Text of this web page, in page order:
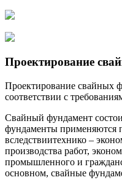
Проектирование
Проектирование свайных
соответствии с
Свайный фундамент
фундаменты применяются
вследствиитехнико –
производства работ,
промышленного и
основном, свайные